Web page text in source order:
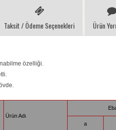
Taksit / Ödeme Seçenekleri Ürün
özelliği.
Ürün Adı
a